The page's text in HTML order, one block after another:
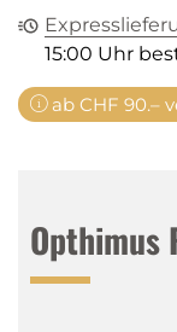
15:00 Uhr
ab CHF 90.–
Opthimus